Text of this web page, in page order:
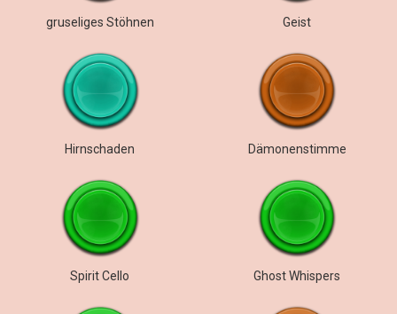
gruseliges Stöhnen Geist
Hirnschaden Dämonenstimme
Spirit Cello Ghost Whispers